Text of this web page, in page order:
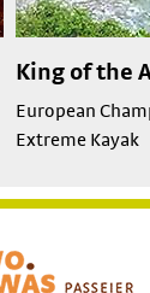
King of the
European
Extreme Kayak